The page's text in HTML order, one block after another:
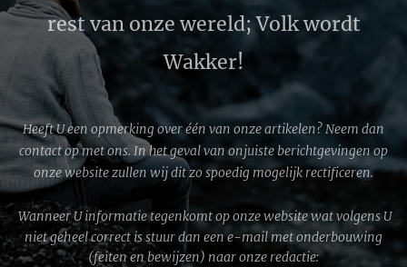
rest van onze wereld; Volk wordt
Wakker!
Heeft U een opmerking over één van onze artikelen? Neem dan
contact op met ons. In het geval van onjuiste berichtgevingen op
onze website zullen wij dit zo spoedig mogelijk rectificeren.
Wanneer U informatie tegenkomt op onze website wat volgens U
niet geheel correct is stuur dan een e-mail met onderbouwing
(feiten en bewijzen) naar onze redactie: